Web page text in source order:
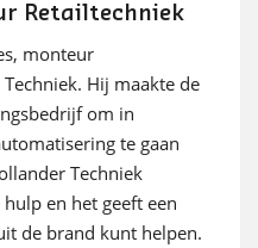
Retailtechniek
monteur
Hij maakte de
om in
te gaan
Techniek
en het geeft een
de brand kunt helpen.